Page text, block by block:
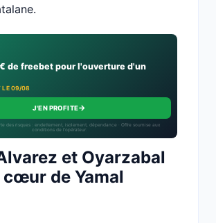
de freebet pour l'ouverture d'un
LE 09/08
J'EN PROFITE→
des risques : endettement, isolement, dépendance · Offre soumise aux
conditions de l’opérateur.
et Oyarzabal
cœur de Yamal